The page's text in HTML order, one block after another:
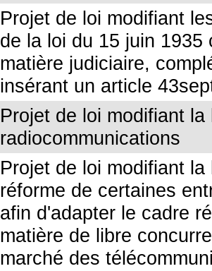
Projet de loi modifiant
de la loi du 15 juin
matière judiciaire,
insérant un article
Projet de loi modifiant
radiocommunications
Projet de loi modifiant
réforme de certaines
afin d'adapter le cadre
matière de libre
marché des